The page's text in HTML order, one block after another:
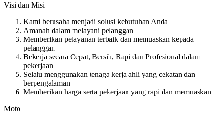
Visi dan Misi
Kami berusaha menjadi solusi kebutuhan Anda
Amanah dalam melayani pelanggan
Memberikan pelayanan terbaik dan memuaskan kepada
pelanggan
Bekerja secara Cepat, Bersih, Rapi dan Profesional dalam
pekerjaan
Selalu menggunakan tenaga kerja ahli yang cekatan dan
berpengalaman
Memberikan harga serta pekerjaan yang rapi dan memuaskan
Moto